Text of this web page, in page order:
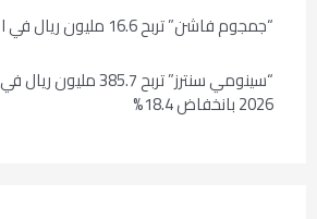
“جمجوم فاشن” تربح 16.6 مليون ريال في الربع الثالث من 2026
“سينومي سنترز” تربح
2026 بانخفاض 18.4%